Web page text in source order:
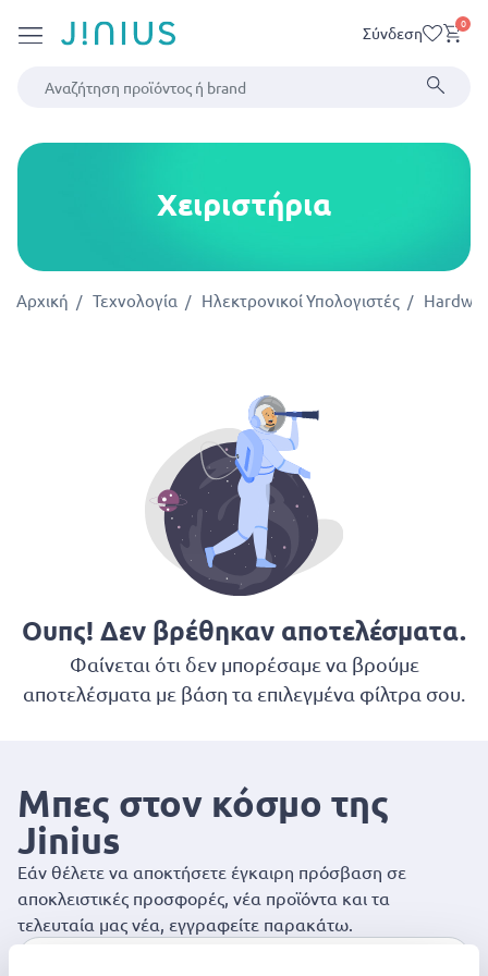
Σύνδεση 0
Χειριστήρια
Αρχική Τεχνολογία Ηλεκτρονικοί Υπολογιστές
Ουπς! Δεν βρέθηκαν αποτελέσματα.
Φαίνεται ότι δεν μπορέσαμε να βρούμε
αποτελέσματα με βάση τα επιλεγμένα φίλτρα σου.
Μπες στον κόσμο της
Jinius
Εάν θέλετε να αποκτήσετε έγκαιρη πρόσβαση σε
αποκλειστικές προσφορές, νέα προϊόντα και τα
τελευταία μας νέα, εγγραφείτε παρακάτω.